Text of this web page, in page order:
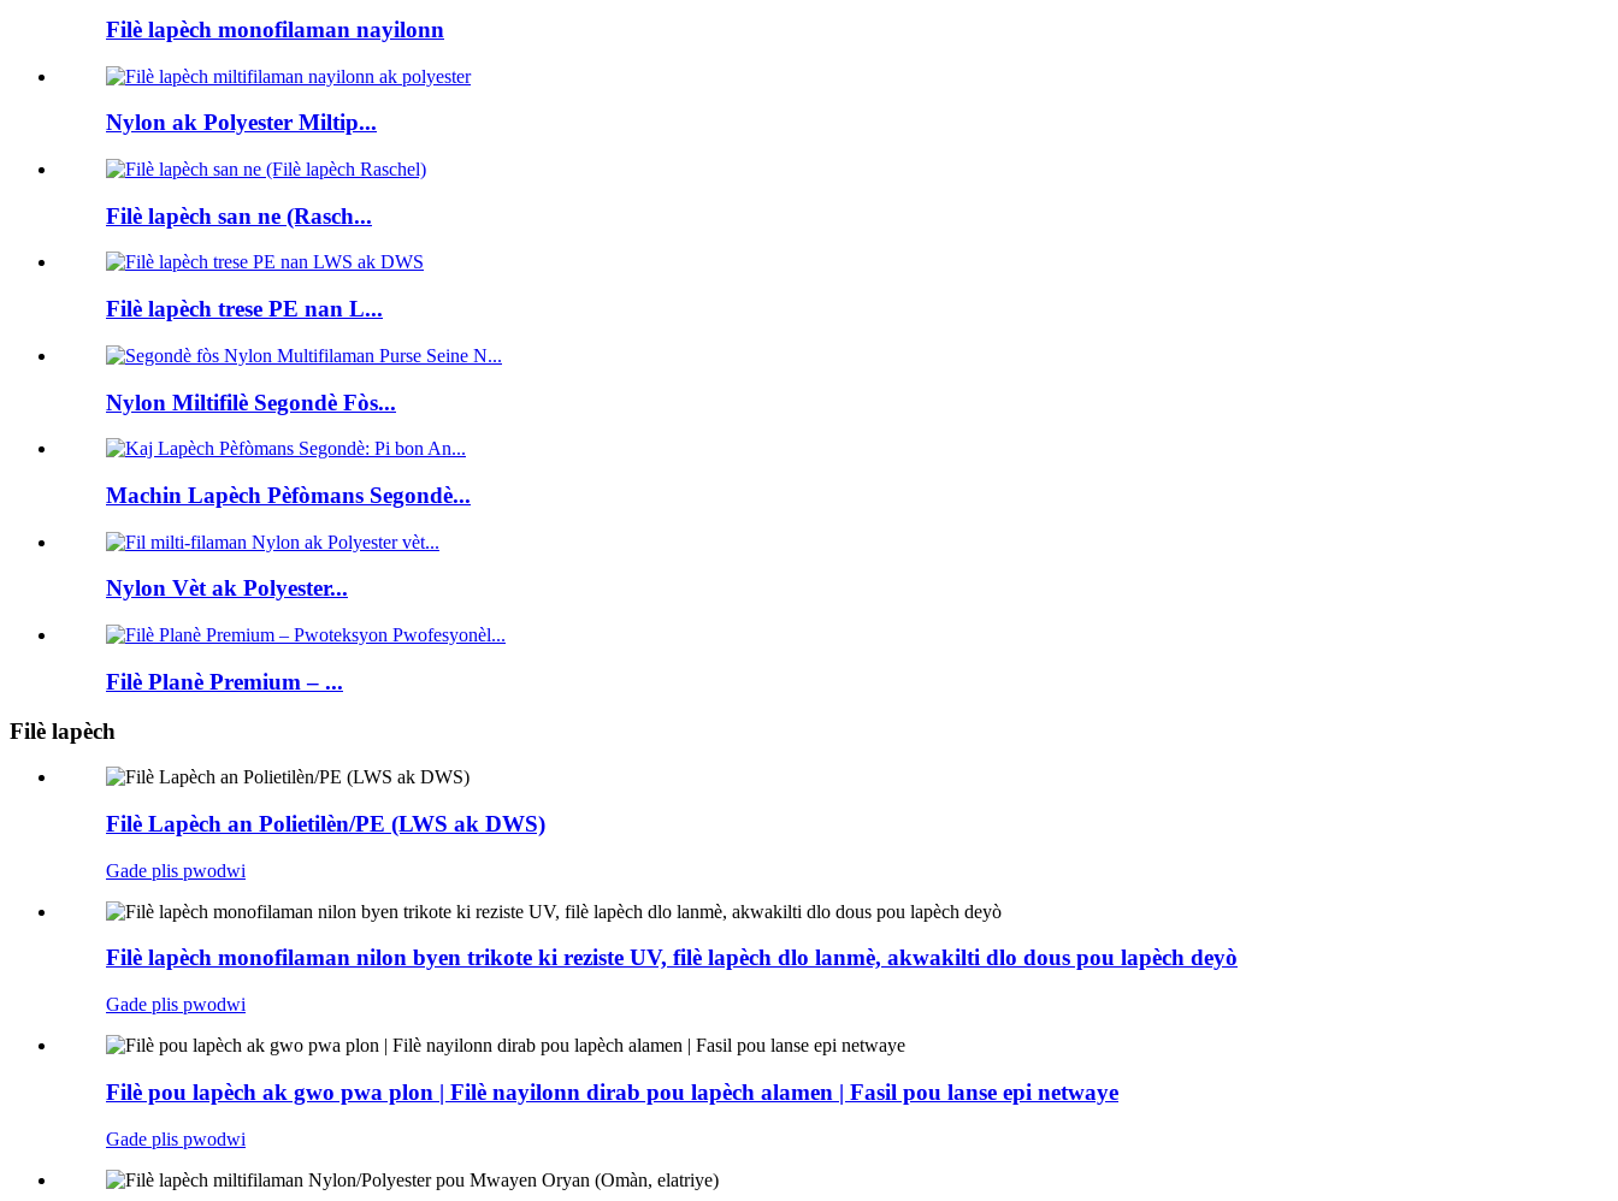
Filè lapèch monofilaman nayilonn
Nylon ak Polyester Miltip...
Filè lapèch san ne (Rasch...
Filè lapèch trese PE nan L...
Nylon Miltifilè Segondè Fòs...
Machin Lapèch Pèfòmans Segondè...
Nylon Vèt ak Polyester...
Filè Planè Premium – ...
Filè lapèch
Filè Lapèch an Polietilèn/PE (LWS ak DWS)
Gade plis pwodwi
Filè lapèch monofilaman nilon byen trikote ki reziste UV, filè lapèch dlo lanmè, akwakilti dlo dous pou lapèch deyò
Gade plis pwodwi
Filè pou lapèch ak gwo pwa plon | Filè nayilonn dirab pou lapèch alamen | Fasil pou lanse epi netwaye
Gade plis pwodwi